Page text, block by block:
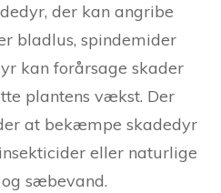
der kan angribe
bladlus, spindemider
kan forårsage skader
plantens vækst. Der
at bekæmpe skadedyr
eller naturlige
sæbevand.